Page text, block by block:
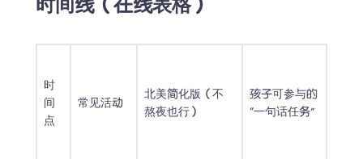
时间线（在线表格）
时
间
点
常见活动
北美简化版（不
熬夜也行）
孩子可参与的
“一句话任务”